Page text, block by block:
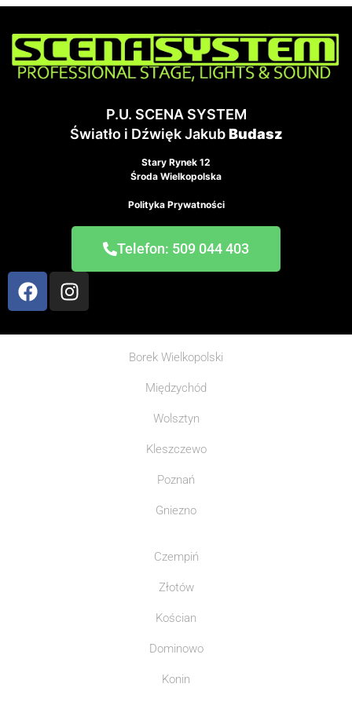
P.U. SCENA SYSTEM
Światło i Dźwięk JakubBudasz
Stary Rynek 12
Środa Wielkopolska
Polityka Prywatności
Telefon: 509 044 403
Borek Wielkopolski
Międzychód
Wolsztyn
Kleszczewo
Poznań
Gniezno
Czempiń
Złotów
Kościan
Dominowo
Konin